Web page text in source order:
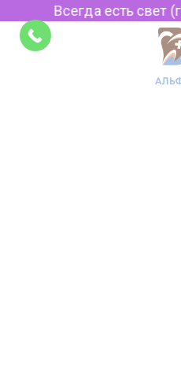
Всегда есть свет